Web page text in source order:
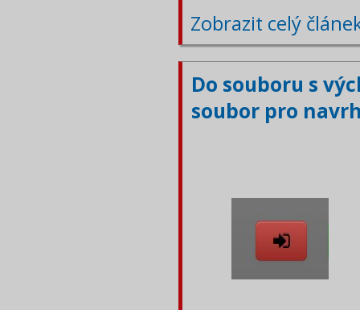
Zobrazit celý
Do souboru s
soubor pro